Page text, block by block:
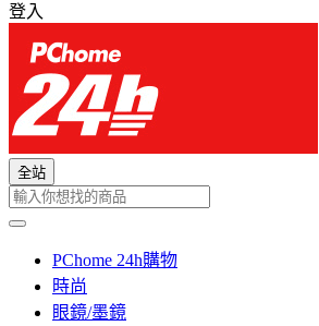
登入
全站
PChome 24h購物
時尚
眼鏡/墨鏡